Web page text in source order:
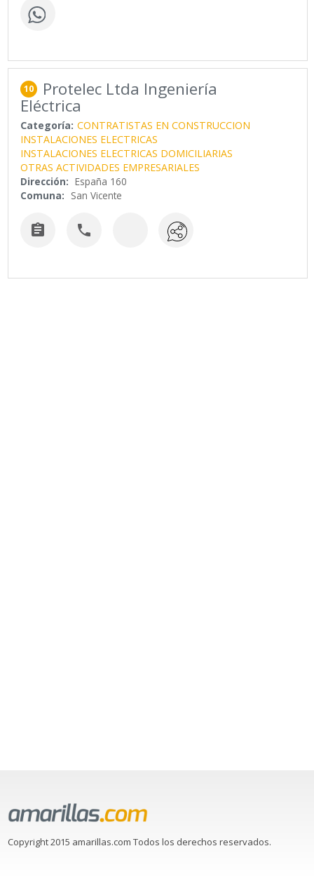
10 Protelec Ltda Ingeniería
Eléctrica
Categoría: CONTRATISTAS EN CONSTRUCCION
INSTALACIONES ELECTRICAS
INSTALACIONES ELECTRICAS DOMICILIARIAS
OTRAS ACTIVIDADES EMPRESARIALES
Dirección: España 160
Comuna: San Vicente
 
Copyright 2015 amarillas.com Todos los derechos reservados.